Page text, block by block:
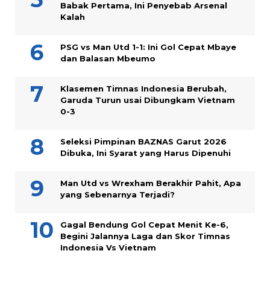
Babak Pertama, Ini Penyebab Arsenal
Kalah
PSG vs Man Utd 1-1: Ini Gol Cepat Mbaye
dan Balasan Mbeumo
Klasemen Timnas Indonesia Berubah,
Garuda Turun usai Dibungkam Vietnam
0-3
Seleksi Pimpinan BAZNAS Garut 2026
Dibuka, Ini Syarat yang Harus Dipenuhi
Man Utd vs Wrexham Berakhir Pahit, Apa
yang Sebenarnya Terjadi?
Gagal Bendung Gol Cepat Menit Ke-6,
Begini Jalannya Laga dan Skor Timnas
Indonesia Vs Vietnam